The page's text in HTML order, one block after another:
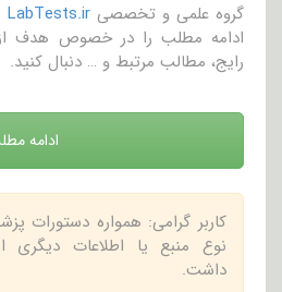
گروه علمی و تخصصی LabTests.ir
ادامه مطلب را در خصوص هدف از
رایج، مطالب مرتبط و … دنبال کنید.
ادامه
کاربر گرامی: همواره دستورات
نوع منبع یا اطلاعات دیگری
داشت.